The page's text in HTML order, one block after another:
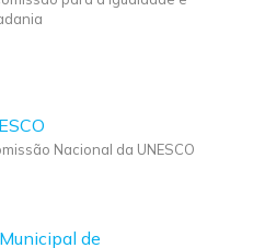
Nacional da UNESCO